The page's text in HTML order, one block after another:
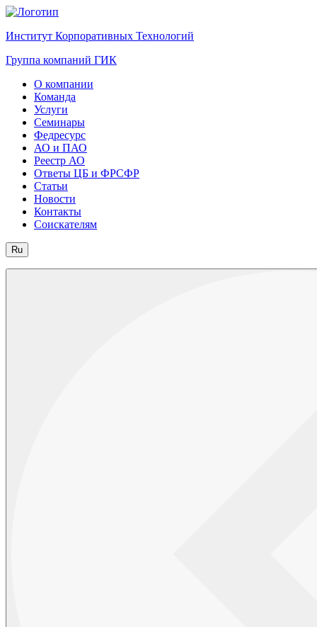
Институт Корпоративных Технологий
Группа компаний ГИК
О компании
Команда
Услуги
Семинары
Федресурс
АО и ПАО
Реестр АО
Ответы ЦБ и ФРСФР
Статьи
Новости
Контакты
Соискателям
Ru